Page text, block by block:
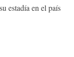
estadía en el país